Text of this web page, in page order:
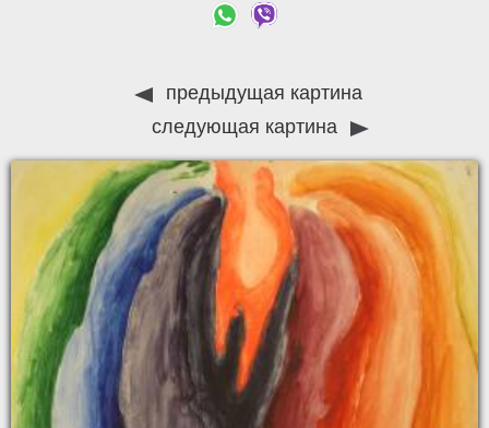
предыдущая картина
следующая картина